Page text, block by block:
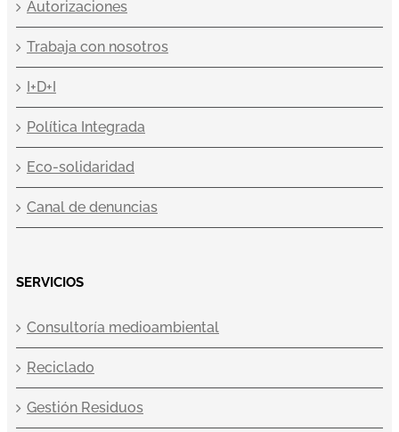
Autorizaciones
Trabaja con nosotros
I+D+I
Política Integrada
Eco-solidaridad
Canal de denuncias
SERVICIOS
Consultoría medioambiental
Reciclado
Gestión Residuos